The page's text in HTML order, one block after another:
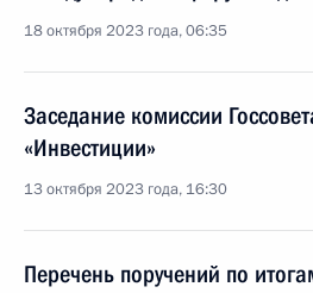
18 октября 2023 года, 06:35
Заседание комиссии
«Инвестиции»
13 октября 2023 года, 16:30
Перечень поручений по